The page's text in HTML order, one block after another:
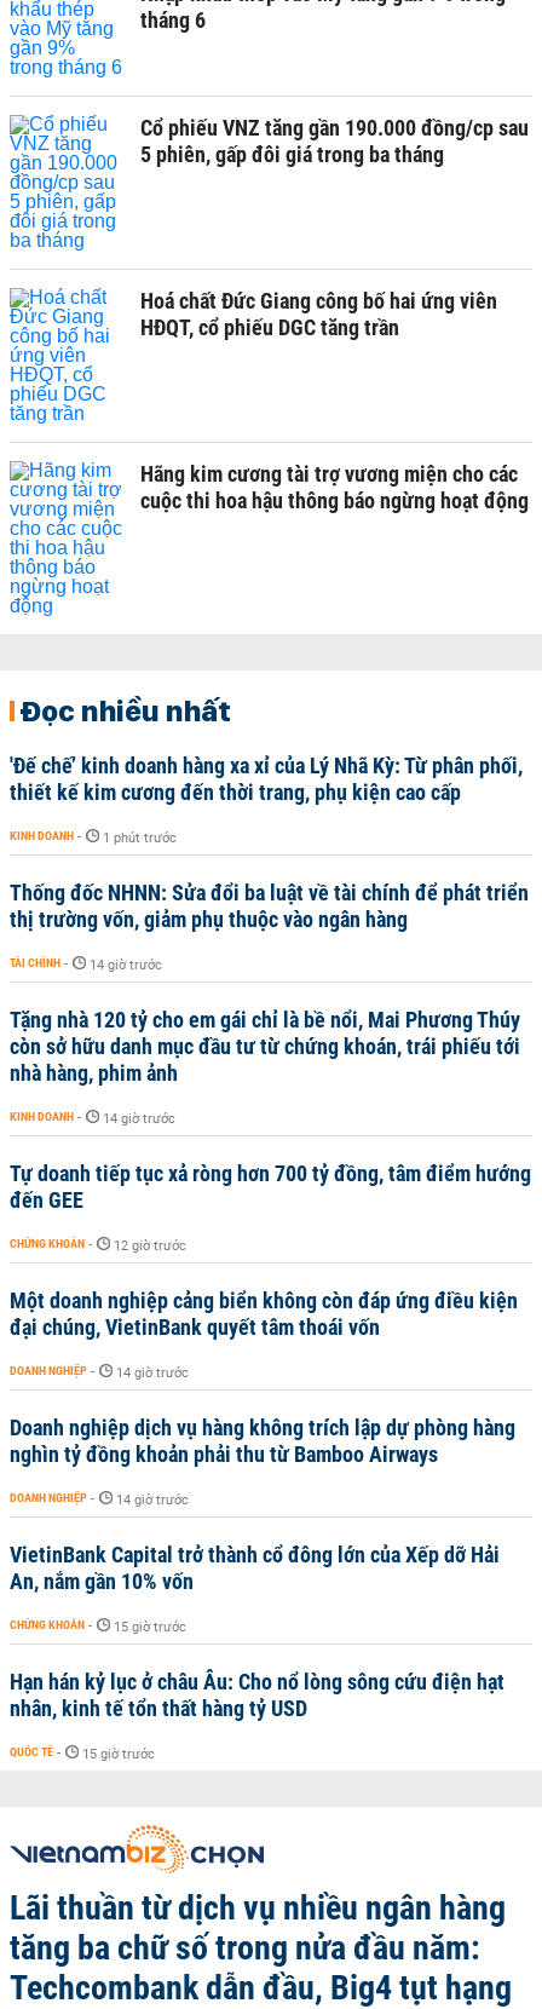
tháng 6
Cổ phiếu VNZ tăng gần 190.000 đồng/cp sau
5 phiên, gấp đôi giá trong ba tháng
Hoá chất Đức Giang công bố hai ứng viên
HĐQT, cổ phiếu DGC tăng trần
Hãng kim cương tài trợ vương miện cho các
cuộc thi hoa hậu thông báo ngừng hoạt động
Đọc nhiều nhất
'Đế chế’ kinh doanh hàng xa xỉ của Lý Nhã Kỳ: Từ phân phối,
thiết kế kim cương đến thời trang, phụ kiện cao cấp
KINH DOANH - 1 phút trước
Thống đốc NHNN: Sửa đổi ba luật về tài chính để phát triển
thị trường vốn, giảm phụ thuộc vào ngân hàng
TÀI CHÍNH - 14 giờ trước
Tặng nhà 120 tỷ cho em gái chỉ là bề nổi, Mai Phương Thúy
còn sở hữu danh mục đầu tư từ chứng khoán, trái phiếu tới
nhà hàng, phim ảnh
KINH DOANH - 14 giờ trước
Tự doanh tiếp tục xả ròng hơn 700 tỷ đồng, tâm điểm hướng
đến GEE
CHỨNG KHOÁN - 12 giờ trước
Một doanh nghiệp cảng biển không còn đáp ứng điều kiện
đại chúng, VietinBank quyết tâm thoái vốn
DOANH NGHIỆP - 14 giờ trước
Doanh nghiệp dịch vụ hàng không trích lập dự phòng hàng
nghìn tỷ đồng khoản phải thu từ Bamboo Airways
DOANH NGHIỆP - 14 giờ trước
VietinBank Capital trở thành cổ đông lớn của Xếp dỡ Hải
An, nắm gần 10% vốn
CHỨNG KHOÁN - 15 giờ trước
Hạn hán kỷ lục ở châu Âu: Cho nổ lòng sông cứu điện hạt
nhân, kinh tế tổn thất hàng tỷ USD
QUỐC TẾ - 15 giờ trước
Lãi thuần từ dịch vụ nhiều ngân hàng
tăng ba chữ số trong nửa đầu năm:
Techcombank dẫn đầu, Big4 tụt hạng